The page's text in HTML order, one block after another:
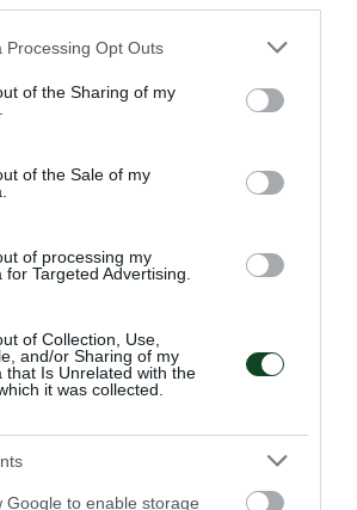
website/app uses one or more Google
or usage behaviour. You may click to
to Google and its third-party tags to
specified purposes in below Google
Processing Opt Outs
of the Sharing of my
of the Sale of my
of processing my
Targeted Advertising.
of Collection, Use,
and/or Sharing of my
that Is Unrelated with the
it was collected.
Google to enable storage
η Εθνική πόλο με
ανδρών προκρίθηκε στα ημιτελικά
με πέντε παίκτες του
της.